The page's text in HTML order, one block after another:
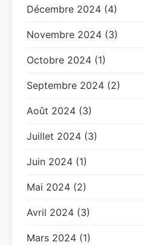
Décembre 2024 (4)
Novembre 2024 (3)
Octobre 2024 (1)
Septembre 2024 (2)
Août 2024 (3)
Juillet 2024 (3)
Juin 2024 (1)
Mai 2024 (2)
Avril 2024 (3)
Mars 2024 (1)